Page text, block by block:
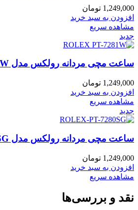
1,249,000 تومان
افزودن به سبد خرید
مشاهده سریع
جدید
ساعت مچی مردانه رولکس مدل ROLEX PT-7281W
1,249,000 تومان
افزودن به سبد خرید
مشاهده سریع
جدید
ساعت مچی مردانه رولکس مدل ROLEX PT-7280SG
1,249,000 تومان
افزودن به سبد خرید
مشاهده سریع
نقد و بررسی‌ها